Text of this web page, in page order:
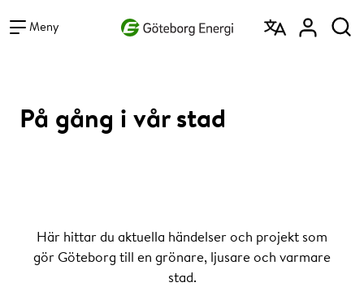
Meny
På gång i vår stad
Här hittar du aktuella händelser och projekt som
gör Göteborg till en grönare, ljusare och varmare
stad.